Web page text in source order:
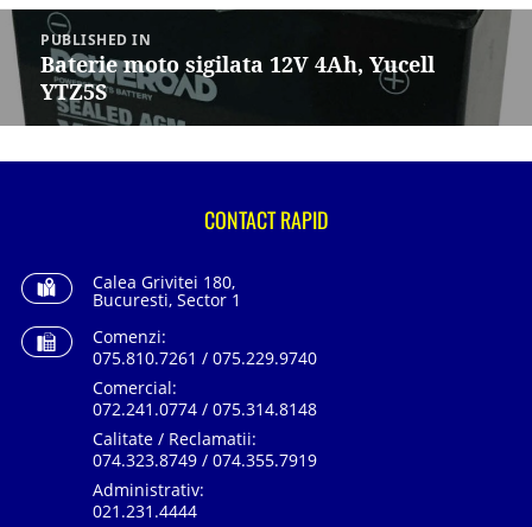
Navigare
în
articole
PUBLISHED IN
Baterie moto sigilata 12V 4Ah, Yucell
YTZ5S
CONTACT RAPID
Calea Grivitei 180,
Bucuresti, Sector 1
Comenzi:
075.810.7261 / 075.229.9740
Comercial:
072.241.0774 / 075.314.8148
Calitate / Reclamatii:
074.323.8749 / 074.355.7919
Administrativ:
021.231.4444